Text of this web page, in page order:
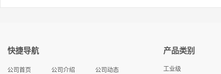
快捷导航
公司首页 公司介绍 公司动态
产品类别
工业级